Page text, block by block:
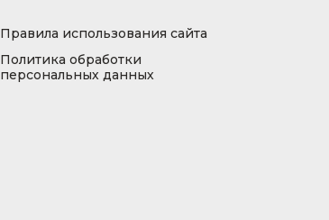
Правила использования сайта
Политика обработки
персональных данных